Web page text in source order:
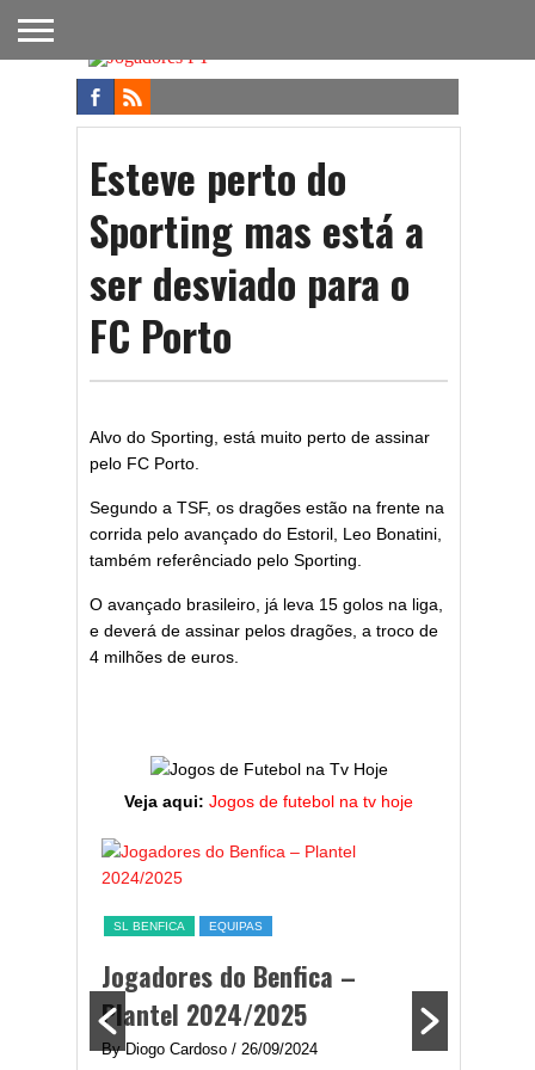
FUTEBOL
NACIONAL
FUTEBOL
INTERNACIONAL
NOTÍCIAS
ONDE
ASSISTIR
FUTEBOL
NA TV
APOSTAS
Esteve perto do
Sporting mas está a
ser desviado para o
FC Porto
Alvo do Sporting, está muito perto de assinar
pelo FC Porto.
Segundo a TSF, os dragões estão na frente na
corrida pelo avançado do Estoril, Leo Bonatini,
também referênciado pelo Sporting.
O avançado brasileiro, já leva 15 golos na liga,
e deverá de assinar pelos dragões, a troco de
4 milhões de euros.
Veja aqui: Jogos de futebol na tv hoje
SL BENFICA EQUIPAS
Jogadores do Benfica –
Plantel 2024/2025
By Diogo Cardoso / 26/09/2024